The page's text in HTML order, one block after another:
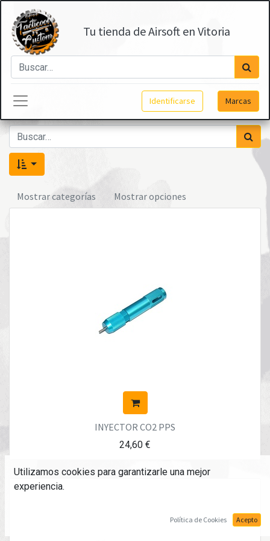
Tu tienda de Airsoft en Vitoria
Identificarse Marcas
Mostrar categorías Mostrar opciones
INYECTOR CO2 PPS
24,60 €
Utilizamos cookies para garantizarle una mejor
experiencia.
Política de Cookies Acepto